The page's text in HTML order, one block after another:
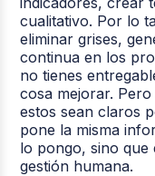
cualitativo. Por lo
eliminar grises,
continua en los
no tienes
cosa mejorar.
estos sean claros
pone la misma
lo pongo, sino que
gestión humana.